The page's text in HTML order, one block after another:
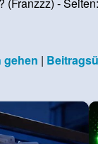
(Franzzz) -
gehen |